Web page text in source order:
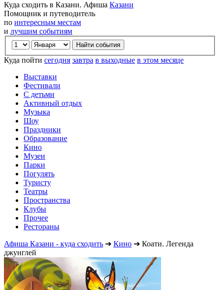
Куда сходить в Казани. Афиша Казани
Помощник и путеводитель
по интересным местам
и лучшим событиям
Куда пойти сегодня завтра в выходные в этом месяце
Выставки
Фестивали
С детьми
Активный отдых
Музыка
Шоу
Праздники
Образование
Кино
Музеи
Парки
Погулять
Туристу
Театры
Пространства
Клубы
Прочее
Рестораны
Афиша Казани - куда сходить ➔ Кино ➔ Коати. Легенда
джунглей